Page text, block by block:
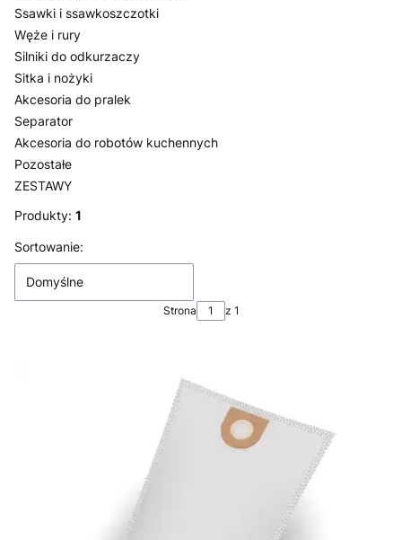
Ssawki i ssawkoszczotki
Węże i rury
Silniki do odkurzaczy
Sitka i nożyki
Akcesoria do pralek
Separator
Akcesoria do robotów kuchennych
Pozostałe
ZESTAWY
Koniec menu
Produkty: 1
Lista produktów
Sortowanie:
Domyślne
Strona z 1